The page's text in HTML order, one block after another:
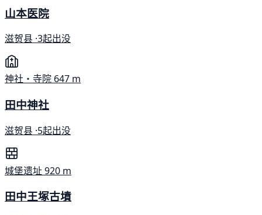
山本医院
滋贺县 ·3起出没
神社・寺院 647 m
田中神社
滋贺县 ·5起出没
城堡遗址920 m
田中王塚古墳